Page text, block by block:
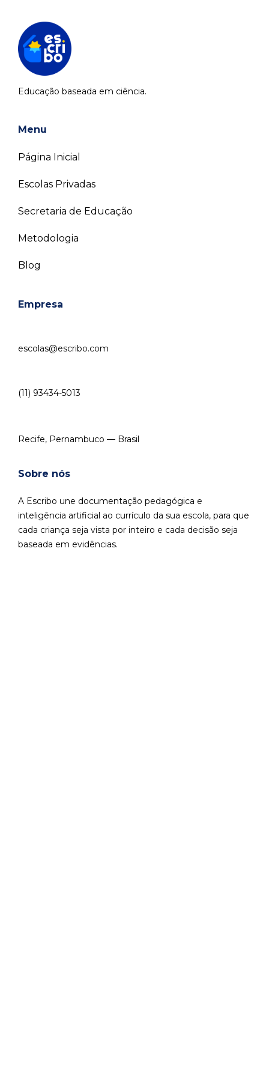
Educação baseada em ciência.
Menu
Página Inicial
Escolas Privadas
Secretaria de Educação
Metodologia
Blog
Empresa
escolas@escribo.com
(11) 93434-5013
Recife, Pernambuco — Brasil
Sobre nós
A Escribo une documentação pedagógica e
inteligência artificial ao currículo da sua escola, para que
cada criança seja vista por inteiro e cada decisão seja
baseada em evidências.